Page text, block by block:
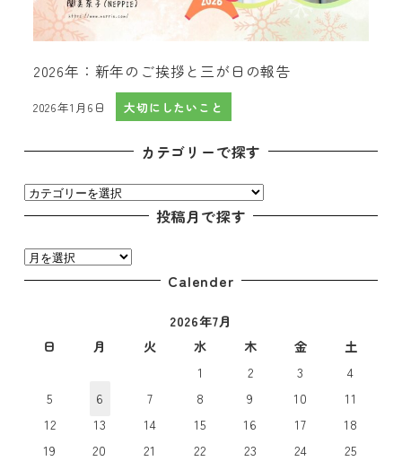
2026年：新年のご挨拶と三が日の報告
投稿日
2026年1月6日 大切にしたいこと
カテゴリーで探す
カ
テ
リ
ー
投稿月で探す
投
稿
Calender
2026年7月
日
月 火 水 木 金
土
1
2 3
4
5
6 7 8 9 10
11
12
13 14 15 16 17
18
19
20 21 22 23 24
25